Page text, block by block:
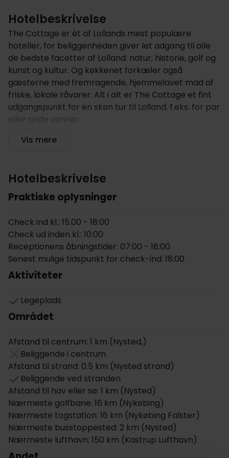
Hotelbeskrivelse
The Cottage er ét af Lollands mest populære
hoteller, for beliggenheden giver let adgang til alle
de bedste facetter af Lolland: natur, historie, golf og
kunst og kultur. Og køkkenet forkæler også
gæsterne med fremragende, hjemmelavet mad af
friske, lokale råvarer. Alt i alt er The Cottage et fint
udgangspunkt for en skøn tur til Lolland, f.eks. for par
eller gode venner.
Hotellet tilbyder
bindingsværk fanger straks blikket. The Cottage
byder jer velkommen til et hyggeligt ophold med
masser af atmosfære og historie. Hotelbygningen er
fra 1918, og er nænsomt restaureret i år 2000, med
respekt for gamle dages detaljer. Hotellet ligger i
dejlige, grønne omgivelser på spidsen af Lollands
sydkyst, med kort køreafstand til spændende
seværdigheder.
med en smuk udsigt over Ålholm Slot og Nysteds
bevaringsværdige huse i strålende farver. Nysted
Havn kan også opleves i gåafstand fra hotellet, prøv
byens spisesteder, gå tur i de livlige kvarterer, eller
prøv en sælsafari på sommerens udvalgte
tidspunkter.
The Cottage egner sig godt til kør-selv-ferie til
Lolland, der er korte afstande i bil til spændende
seværdigheder: Fuglsang Kunstmuseum,
Knuthenborg Safaripark og Middelaldercentret ved
Sundby.
Værelserne
Vis mere
Hotelbeskrivelse
Praktiske oplysninger
Check ind kl.: 15.00 - 18:00
Check ud inden kl.: 10:00
Receptionens åbningstider: 07:00 - 18:00
Senest mulige tidspunkt for check-ind: 18:00
Aktiviteter
Legeplads
Området
Afstand til centrum: 1 km (Nysted,)
Beliggende i centrum
Afstand til strand: 0.5 km (Nysted strand)
Beliggende ved stranden
Afstand til hav eller sø: 1 km (Nysted)
Nærmeste golfbane: 16 km (Nykøbing)
Nærmeste togstation: 16 km (Nykøbing Falster)
Nærmeste busstoppested: 2 km (Nysted)
Nærmeste lufthavn: 150 km (Kastrup Lufthavn)